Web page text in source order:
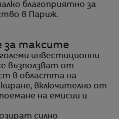
благоприятно за
в Париж.
за таксите
инвестиционни
възползват от
в областта на
включително от
на емисии и
силно